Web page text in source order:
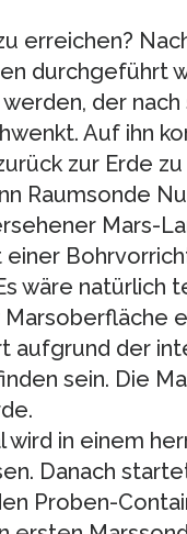
erreichen?
durchgeführt
der
Auf ihn
zur Erde
Raumsonde
Mars-
wäre natürlich
aufgrund der
sein. Die
wird in einem
Danach
Proben-